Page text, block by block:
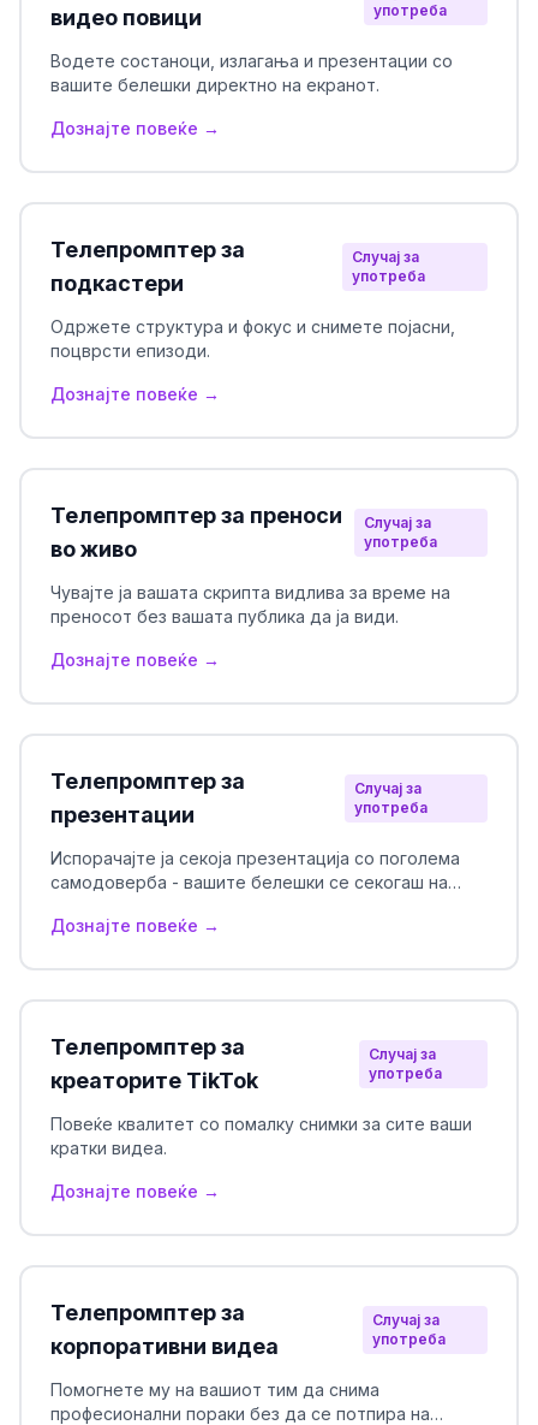
видео повици
употреба
Водете состаноци, излагања и презентации со
вашите белешки директно на екранот.
Дознајте повеќе →
Телепромптер за
подкастери
Случај за
употреба
Одржете структура и фокус и снимете појасни,
поцврсти епизоди.
Дознајте повеќе →
Телепромптер за преноси
во живо
Случај за
употреба
Чувајте ја вашата скрипта видлива за време на
преносот без вашата публика да ја види.
Дознајте повеќе →
Телепромптер за
презентации
Случај за
употреба
Испорачајте ја секоја презентација со поголема
самодоверба - вашите белешки се секогаш на
Дознајте повеќе →
Телепромптер за
креаторите TikTok
Случај за
употреба
Повеќе квалитет со помалку снимки за сите ваши
кратки видеа.
Дознајте повеќе →
Телепромптер за
корпоративни видеа
Случај за
употреба
Помогнете му на вашиот тим да снима
професионални пораки без да се потпира на